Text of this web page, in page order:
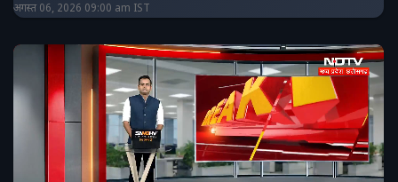
अगस्त 06, 2026 09:00 am IST